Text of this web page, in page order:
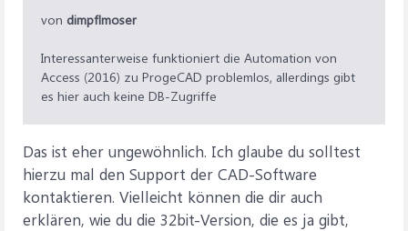
von dimpflmoser
Interessanterweise funktioniert die Automation von
Access (2016) zu ProgeCAD problemlos, allerdings gibt
es hier auch keine DB-Zugriffe
Das ist eher ungewöhnlich. Ich glaube du solltest
hierzu mal den Support der CAD-Software
kontaktieren. Vielleicht können die dir auch
erklären, wie du die 32bit-Version, die es ja gibt,